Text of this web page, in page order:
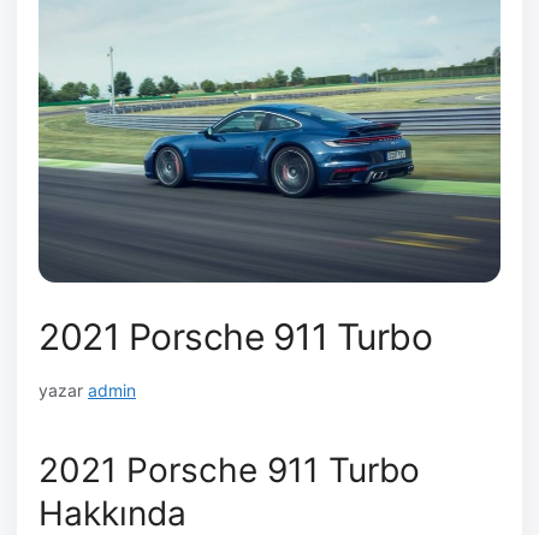
2021 Porsche 911 Turbo
yazar admin
2021 Porsche 911 Turbo
Hakkında